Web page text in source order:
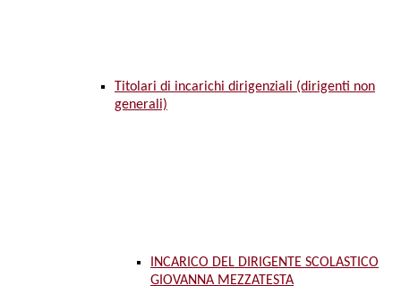
Titolari di incarichi dirigenziali (dirigenti non
generali)
INCARICO DEL DIRIGENTE SCOLASTICO
GIOVANNA MEZZATESTA